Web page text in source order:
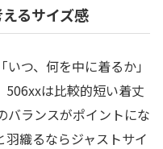
るサイズ感
つ、何を中に着るか」
506xxは比較的短い着丈
バランスがポイントにな
羽織るならジャストサイ